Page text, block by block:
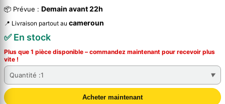
📦 Prévue : Demain avant 22h
📍 Livraison partout au cameroun
✅ En stock
Plus que 1 pièce disponible – commandez maintenant pour recevoir plus
vite !
Quantité :1
Acheter maintenant